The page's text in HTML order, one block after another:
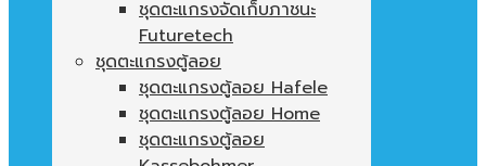
ชุดตะแกรงจัดเก็บภาชนะ
Futuretech
ชุดตะแกรงตู้ลอย
ชุดตะแกรงตู้ลอย Hafele
ชุดตะแกรงตู้ลอย Home
ชุดตะแกรงตู้ลอย